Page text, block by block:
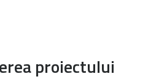
proiectului